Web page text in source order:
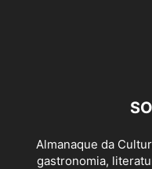
Almanaque da
gastronomia,